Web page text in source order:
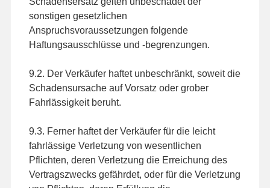
sonstigen gesetzlichen
Anspruchsvoraussetzungen folgende
Haftungsausschlüsse und -begrenzungen.
9.2. Der Verkäufer haftet unbeschränkt, soweit die
Schadensursache auf Vorsatz oder grober
Fahrlässigkeit beruht.
9.3. Ferner haftet der Verkäufer für die leicht
fahrlässige Verletzung von wesentlichen
Pflichten, deren Verletzung die Erreichung des
Vertragszwecks gefährdet, oder für die Verletzung